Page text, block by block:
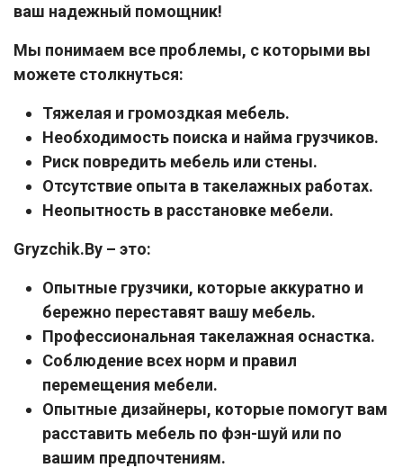
ваш надежный помощник!
Мы понимаем все проблемы, с которыми вы
можете столкнуться:
Тяжелая и громоздкая мебель.
Необходимость поиска и найма грузчиков.
Риск повредить мебель или стены.
Отсутствие опыта в такелажных работах.
Неопытность в расстановке мебели.
Gryzchik.By – это:
Опытные грузчики, которые аккуратно и
бережно переставят вашу мебель.
Профессиональная такелажная оснастка.
Соблюдение всех норм и правил
перемещения мебели.
Опытные дизайнеры, которые помогут вам
расставить мебель по фэн-шуй или по
вашим предпочтениям.